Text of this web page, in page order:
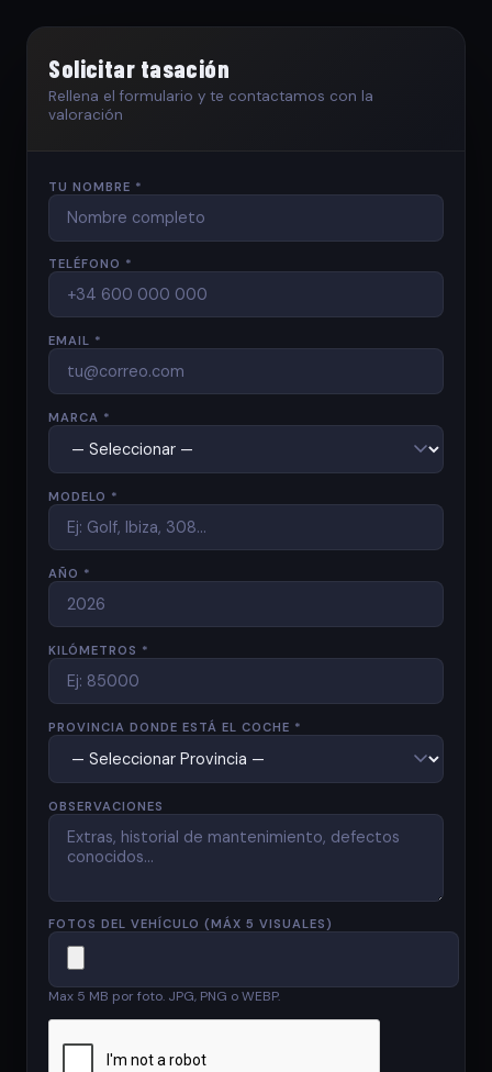
Solicitar tasación
Rellena el formulario y te contactamos con la
valoración
TU NOMBRE *
TELÉFONO *
EMAIL *
MARCA *
MODELO *
AÑO *
KILÓMETROS *
PROVINCIA DONDE ESTÁ EL COCHE *
OBSERVACIONES
FOTOS DEL VEHÍCULO (MÁX 5 VISUALES)
Max 5 MB por foto. JPG, PNG o WEBP.